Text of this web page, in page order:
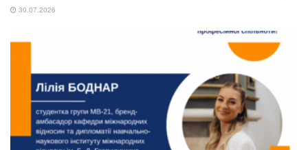
30.07.2026